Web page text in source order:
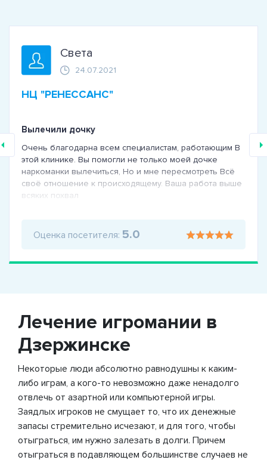
Света
24.07.2021
НЦ "РЕНЕССАНС"
Вылечили дочку
Очень благодарна всем специалистам, работающим В
этой клинике. Вы помогли не только моей дочке
наркоманки вылечиться, Но и мне пересмотреть Всё
своё отношение к происходящему. Ваша работа выше
всяких похвал
Оценка посетителя: 5.0
Лечение игромании в
Дзержинске
Некоторые люди абсолютно равнодушны к каким-
либо играм, а кого-то невозможно даже ненадолго
отвлечь от азартной или компьютерной игры.
Заядлых игроков не смущает то, что их денежные
запасы стремительно исчезают, и для того, чтобы
отыграться, им нужно залезать в долги. Причем
отыграться в подавляющем большинстве случаев не